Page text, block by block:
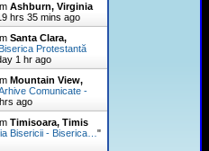
Ashburn, Virginia
hrs 35 mins ago
Santa Clara,
Protestantă
1 hr ago
Mountain View,
Comunicate -
ago
Timisoara, Timis
Bisericii - Biserica… "